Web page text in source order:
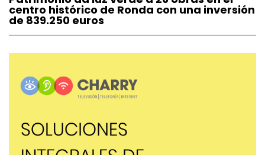
centro histórico de Ronda con una inversión
de 839.250 euros